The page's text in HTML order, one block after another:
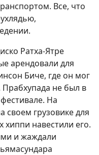
Все, что
Ратха-Ятре
арендовали для
Биче, где он мог
не был в
На
грузовике для
хиппи навестили его.
и жаждали